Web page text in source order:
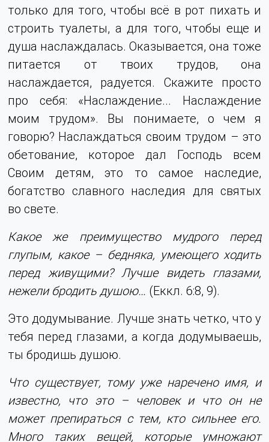
только для того, чтобы всё в рот пихать и
строить туалеты, а для того, чтобы еще и
душа наслаждалась. Оказывается, она тоже
питается от твоих трудов, она
наслаждается, радуется. Скажите просто
про себя: «Наслаждение... Наслаждение
моим трудом». Вы понимаете, о чем я
говорю? Наслаждаться своим трудом – это
обетование, которое дал Господь всем
Своим детям, это то самое наследие,
богатство славного наследия для святых
во свете.
Какое же преимущество мудрого перед
глупым, какое – бедняка, умеющего ходить
перед живущими? Лучше видеть глазами,
нежели бродить душою… (Еккл. 6:8, 9).
Это додумывание. Лучше знать четко, что у
тебя перед глазами, а когда додумываешь,
ты бродишь душою.
Что существует, тому уже наречено имя, и
известно, что это – человек и что он не
может препираться с тем, кто сильнее его.
Много таких вещей, которые умножают